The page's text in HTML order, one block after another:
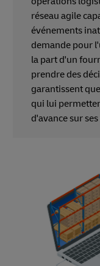
réseau agile
événements
demande pour
la part d'un
prendre des
garantissent
qui lui
d'avance sur